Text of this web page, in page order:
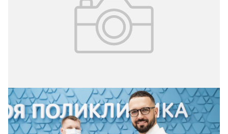
03.04.2024 № 1 (59)
Искусственный интеллект в